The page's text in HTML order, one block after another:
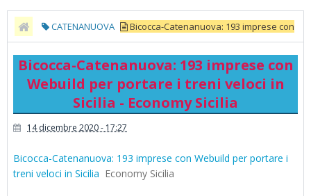
CATENANUOVA Bicocca-Catenanuova: 193 imprese con
Webuild per portare i treni veloci in Sicilia - Economy Sicilia
Bicocca-Catenanuova: 193 imprese con
Webuild per portare i treni veloci in
Sicilia - Economy Sicilia
14 dicembre 2020 - 17:27
Bicocca-Catenanuova: 193 imprese con Webuild per portare i
treni veloci in Sicilia Economy Sicilia